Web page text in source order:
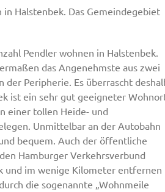
Halstenbek. Das Gemeindegebiet
Pendler wohnen in Halstenbek.
das Angenehmste aus zwei
der Peripherie. Es überrascht
ist ein sehr gut geeigneter
einer tollen Heide- und
Unmittelbar an der Autobahn
bequem. Auch der öffentliche
Hamburger Verkehrsverbund
und im wenige Kilometer entfernen
die sogenannte „Wohnmeile